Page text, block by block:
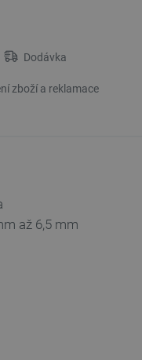
Dodávka
zboží a reklamace
až 6,5 mm